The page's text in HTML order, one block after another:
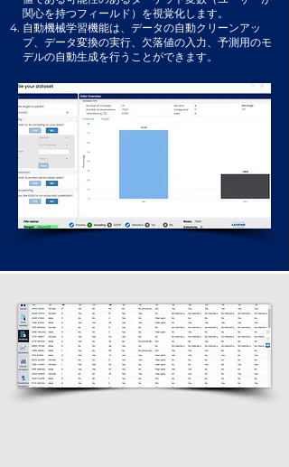
関心を持つフィールド）を視覚化します。
自動機械学習機能は、データの自動クリーンアッ
プ、データ変換の実行、欠落値の入力、予測用のモ
デルの自動生成を行うことができます。